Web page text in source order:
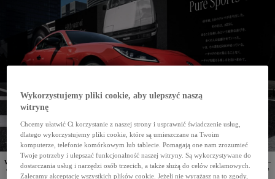
W ramach obchodów 40-lecie kultowego modelu AE86 Toyota przygotowała wersję specjalną GR86 –
40th Anniversary Limited. Auto swoim wyglądem nawiązuje do poprzednika, ma jednak ulepszone
hamulce i zawieszenie. Powstanie jedynie 200 egzemplarzy jubileuszowej Toyoty GR86, które będą
Wykorzystujemy pliki cookie, aby ulepszyć naszą
witrynę
Chcemy ułatwić Ci korzystanie z naszej strony i usprawnić świadczenie usług,
dlatego wykorzystujemy pliki cookie, które są umieszczane na Twoim
komputerze, telefonie komórkowym lub tablecie. Pomagają one nam zrozumieć
Twoje potrzeby i ulepszać funkcjonalność naszej witryny. Są wykorzystywane do
dostarczania usług i narzędzi osób trzecich, a także służą do celów reklamowych.
Zalecamy akceptację wszystkich plików cookie. Jeżeli nie wyrażasz na to zgody,